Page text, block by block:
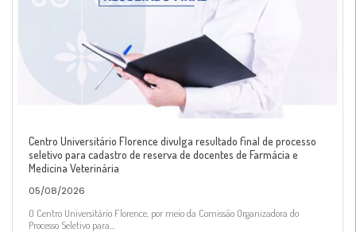
Centro Universitário Florence divulga resultado final de processo
seletivo para cadastro de reserva de docentes de Farmácia e
Medicina Veterinária
05/08/2026
O Centro Universitário Florence, por meio da Comissão Organizadora do
Processo Seletivo para...